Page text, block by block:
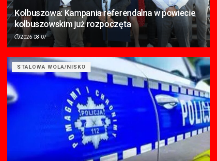
Kolbuszowa: Kampania referendalna w powiecie
kolbuszowskim już rozpoczęta
2026-08-07
STALOWA WOLA/NISKO